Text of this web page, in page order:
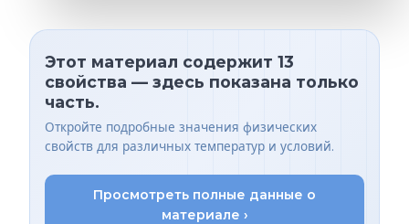
Этот материал содержит 13
свойства — здесь показана только
часть.
Откройте подробные значения физических
свойств для различных температур и условий.
Просмотреть полные данные о
материале ›